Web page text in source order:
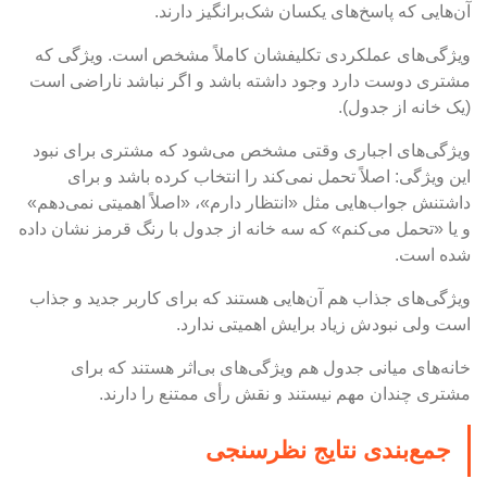
آن‌هایی که پاسخ‌های یکسان شک‌برانگیز دارند.
ویژگی‌های عملکردی تکلیفشان کاملاً مشخص است. ویژگی که
مشتری دوست دارد وجود داشته باشد و اگر نباشد ناراضی است
(یک خانه از جدول).
ویژگی‌های اجباری وقتی مشخص می‌شود که مشتری برای نبود
این ویژگی: اصلاً تحمل نمی‌کند را انتخاب کرده باشد و برای
داشتنش جواب‌هایی مثل «انتظار دارم»، «اصلاً اهمیتی نمی‌دهم»
و یا «تحمل می‌کنم» که سه خانه از جدول با رنگ قرمز نشان داده
شده است.
ویژگی‌های جذاب هم آن‌هایی هستند که برای کاربر جدید و جذاب
است ولی نبودش زیاد برایش اهمیتی ندارد.
خانه‌های میانی جدول هم ویژگی‌های بی‌اثر هستند که برای
مشتری چندان مهم نیستند و نقش رأی ممتنع را دارند.
جمع‌بندی نتایج نظرسنجی